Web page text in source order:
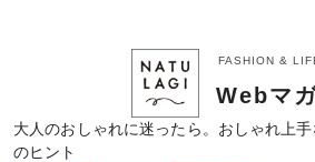
FASHION &
Webマ
大人のおしゃれに迷ったら。おしゃれ上
のヒント